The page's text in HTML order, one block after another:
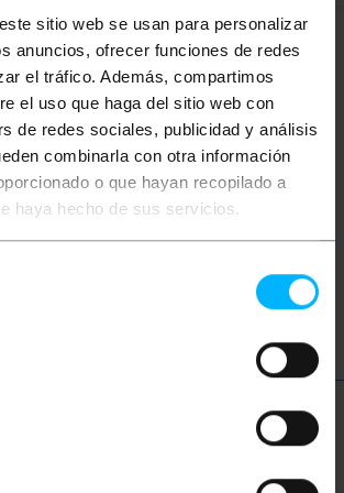
sitio web se usan para personalizar
anuncios, ofrecer funciones de redes
el tráfico. Además, compartimos
el uso que haga del sitio web con
de redes sociales, publicidad y análisis
combinarla con otra información
o que hayan recopilado a
haya hecho de sus servicios.
clau
que buscaves? Aquests
ajudar
turbo duo